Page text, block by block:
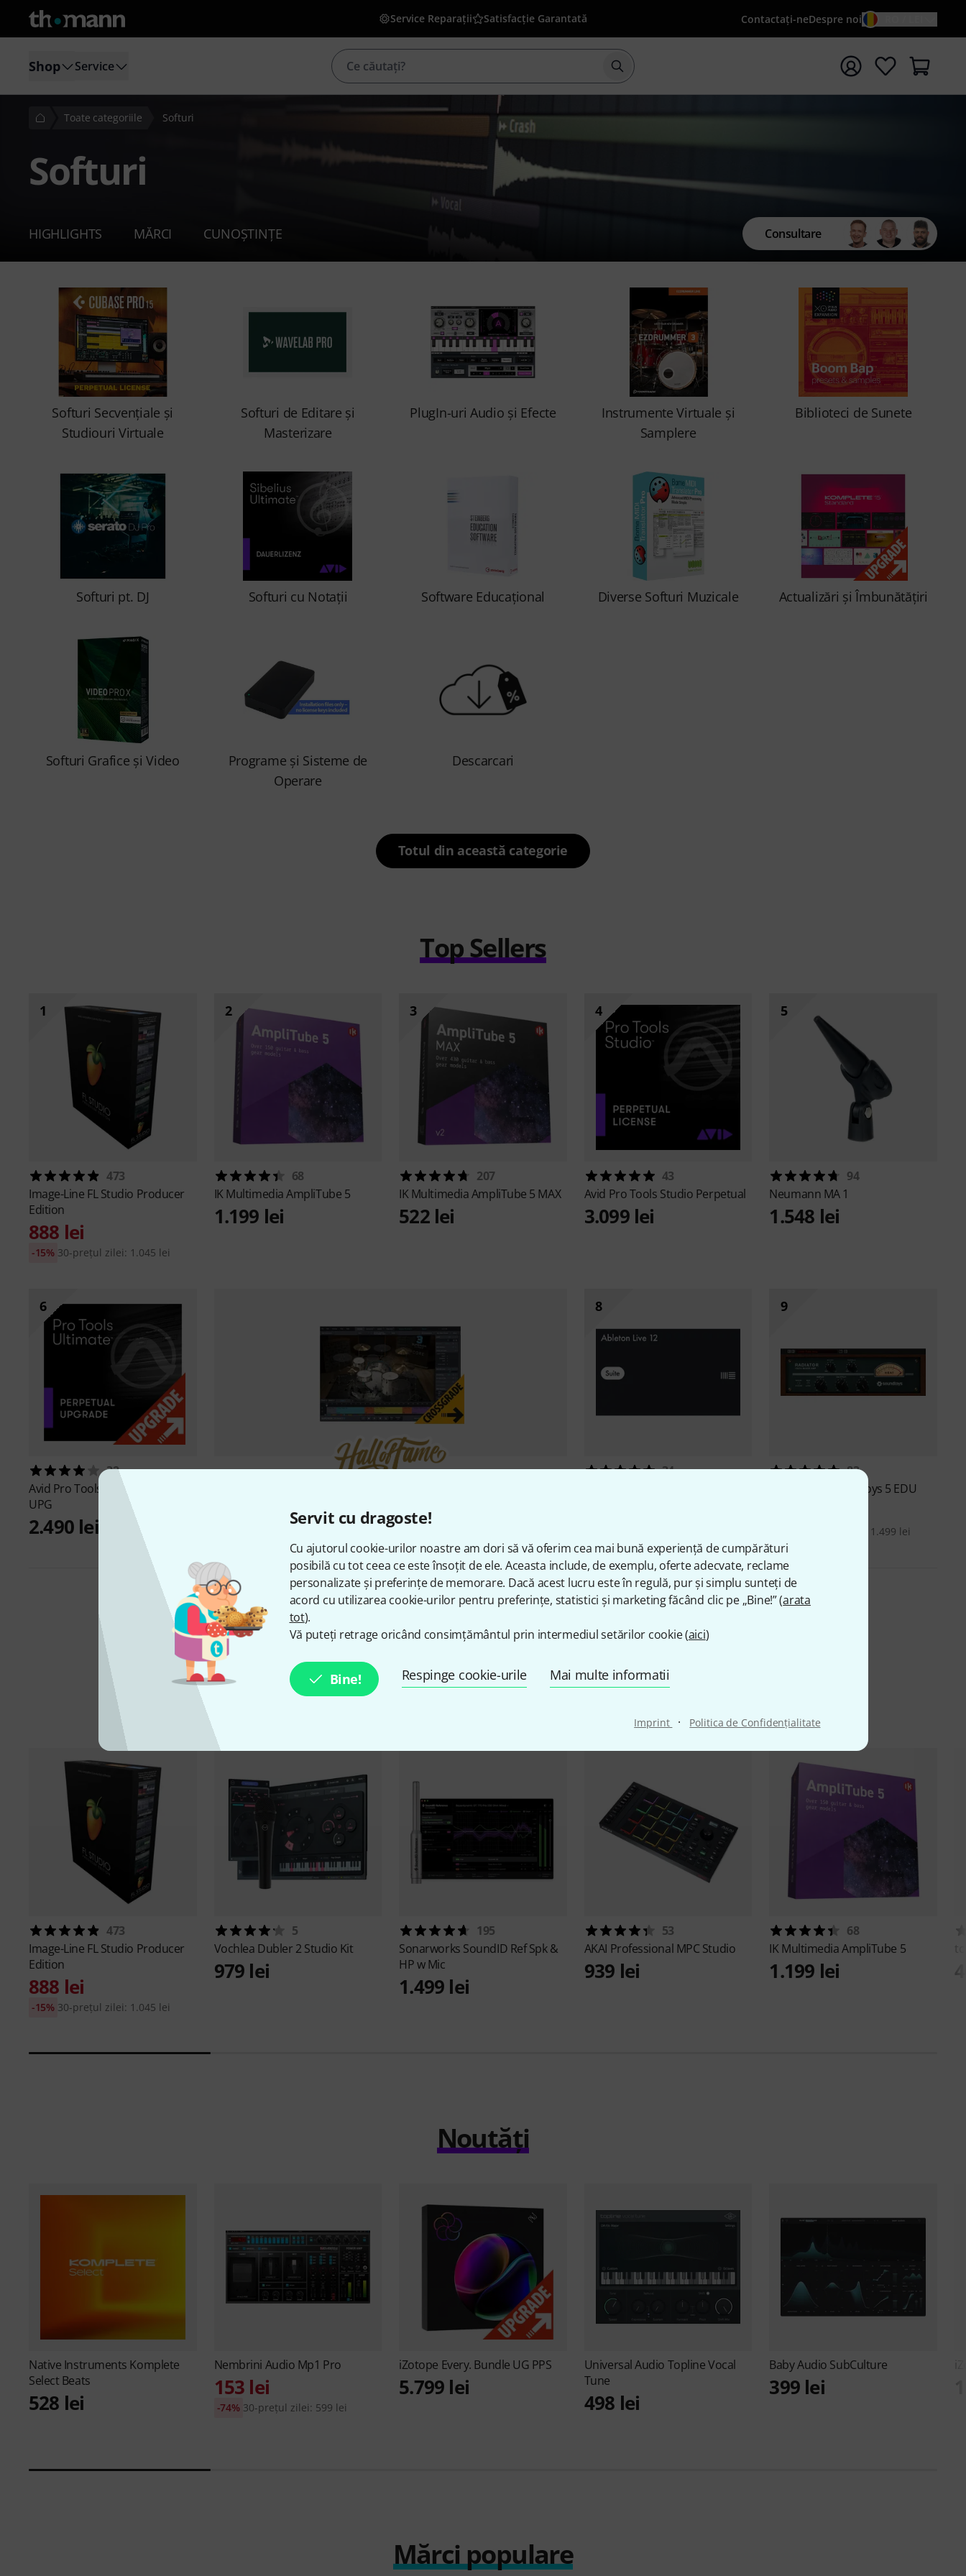
Servit cu dragoste!
Cu ajutorul cookie-urilor noastre am dori să vă oferim cea mai bună experiență de cumpărături
posibilă cu tot ceea ce este însoțit de ele. Aceasta include, de exemplu, oferte adecvate, reclame
personalizate și preferințe de memorare. Dacă acest lucru este în regulă, pur și simplu sunteți de
acord cu utilizarea cookie-urilor pentru preferințe, statistici și marketing făcând clic pe „Bine!” (arata
tot).
Vă puteți retrage oricând consimțământul prin intermediul setărilor cookie (aici)
Bine! Respinge cookie-urile Mai multe informatii
Imprint · Politica de Confidenţialitate
Service Reparații Satisfacție Garantată Contactaţi-neDespre noi
Shop Service Începeți căutarea cu termenul de căutare {searchTerm}
Toate categoriile Softuri
Softuri
HIGHLIGHTS MĂRCI CUNOȘTINȚE Consultare
Softuri Secvenţiale şi
Studiouri Virtuale
Softuri de Editare şi
Masterizare
PlugIn-uri Audio şi Efecte
Instrumente Virtuale şi
Samplere
Biblioteci de Sunete
Softuri pt. DJ Softuri cu Notaţii Software Educațional Diverse Softuri Muzicale Actualizări şi Îmbunătăţiri
Softuri Grafice şi Video
Programe şi Sisteme de
Operare
Descarcari
Totul din această categorie
Top Sellers
1
473
Image-Line FL Studio Producer
Edition
888 lei
30-prețul zilei: 1.045 lei
-15%
2
68
IK MultimediaAmpliTube 5
1.199 lei
3
207
IK MultimediaAmpliTube 5 MAX
522 lei
4
43
Avid Pro Tools Studio Perpetual
3.099 lei
5
94
Neumann MA 1
1.548 lei
6
32
Avid Pro Tools Ultimate Perpet.
UPG
2.490 lei
Toontrack
Superior Drummer 3 Crossgrade
1.579 lei
8
34
9
83
Soundtoys 5 EDU
30-prețul zilei: 1.499 lei
Vânzători de top
Popular momentan
473
Image-Line FL Studio Producer
Edition
888 lei
30-prețul zilei: 1.045 lei
-15%
5
Vochlea Dubler 2 Studio Kit
979 lei
195
Sonarworks SoundID Ref Spk &
HP w Mic
1.499 lei
53
AKAI Professional MPC Studio
939 lei
68
IK MultimediaAmpliTube 5
1.199 lei
Noutăți
Native Instruments Komplete
Select Beats
528 lei
Nembrini Audio Mp1 Pro
153 lei
30-prețul zilei: 599 lei
-74%
iZotope Every. Bundle UG PPS
5.799 lei
Universal Audio Topline Vocal
Tune
498 lei
Baby Audio SubCulture
399 lei
Mărci populare